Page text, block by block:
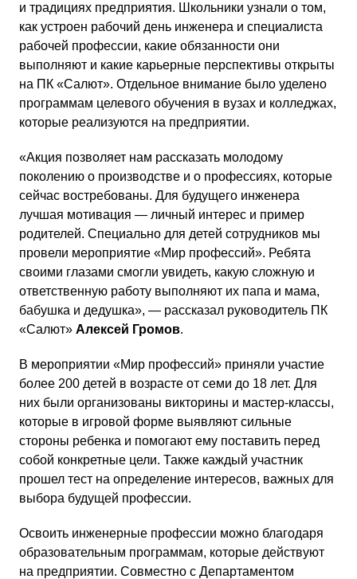
и традициях предприятия. Школьники узнали о том,
как устроен рабочий день инженера и специалиста
рабочей профессии, какие обязанности они
выполняют и какие карьерные перспективы открыты
на ПК «Салют». Отдельное внимание было уделено
программам целевого обучения в вузах и колледжах,
которые реализуются на предприятии.
«Акция позволяет нам рассказать молодому
поколению о производстве и о профессиях, которые
сейчас востребованы. Для будущего инженера
лучшая мотивация — личный интерес и пример
родителей. Специально для детей сотрудников мы
провели мероприятие «Мир профессий». Ребята
своими глазами смогли увидеть, какую сложную и
ответственную работу выполняют их папа и мама,
бабушка и дедушка», — рассказал руководитель ПК
«Салют» Алексей Громов.
В мероприятии «Мир профессий» приняли участие
более 200 детей в возрасте от семи до 18 лет. Для
них были организованы викторины и мастер-классы,
которые в игровой форме выявляют сильные
стороны ребенка и помогают ему поставить перед
собой конкретные цели. Также каждый участник
прошел тест на определение интересов, важных для
выбора будущей профессии.
Освоить инженерные профессии можно благодаря
образовательным программам, которые действуют
на предприятии. Совместно с Департаментом